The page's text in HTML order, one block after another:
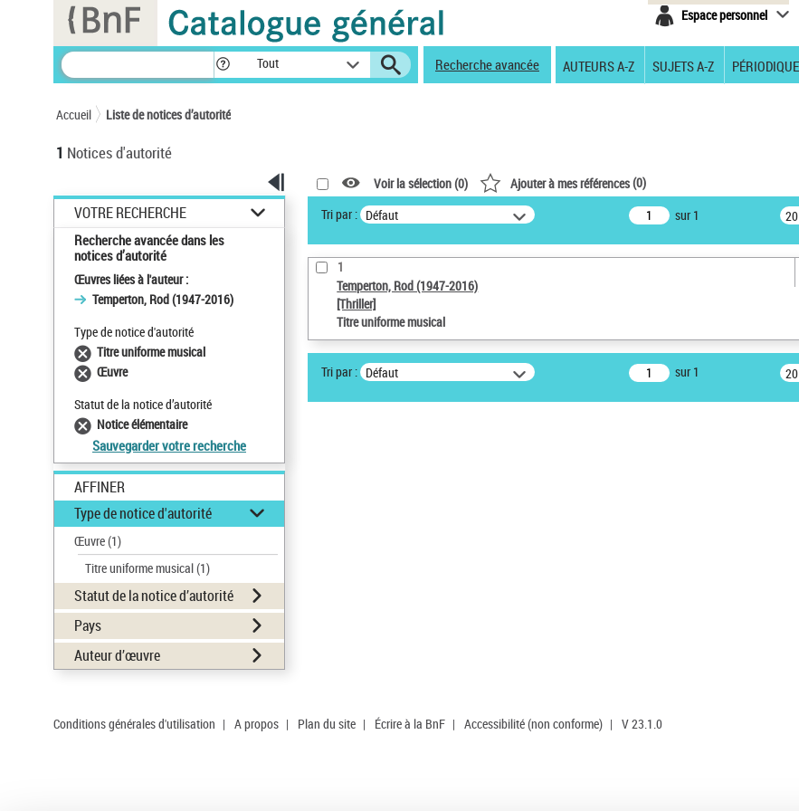
Espace personnel
Tout Recherche avancée AUTEURS A-Z SUJETS A-Z
Accueil Liste de notices d’autorité
1 Notices d'autorité
VOTRE RECHERCHE
Recherche avancée dans les
notices d’autorité
Œuvres liées à l'auteur :
Temperton, Rod (1947-2016)
Type de notice d'autorité
Titre uniforme musical
Œuvre
Statut de la notice d’autorité
Notice élémentaire
Sauvegarder votre recherche
AFFINER
Type de notice d'autorité
Œuvre(1)
Titre uniforme musical(1)
Statut de la notice d’autorité
Pays
Auteur d’œuvre
Voir la sélection (0) Ajouter à mes références(0)
Tri par : Défaut sur 1
1
Temperton, Rod (1947-2016)
[Thriller]
Titre uniforme musical
Tri par : Défaut sur 1
Conditions générales d'utilisation | A propos | Plan du site | Écrire à la BnF | Accessibilité (non conforme) | V 23.1.0
Panneau de gestion des cookies